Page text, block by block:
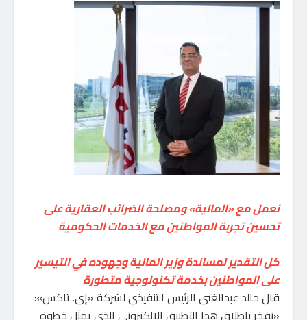
نعمل مع «المالية» ومصلحة الضرائب العقارية على
تحسين تجربة المواطنين مع الخدمات الحكومية
كل التقدير لمساندة وزير المالية وجهوده في التيسير
على المواطنين بخدمة تكنولوجية متطورة
قال خالد عبدالغنى الرئيس التنفيذي لشركة «إى. تاكس»:
«نفخر بإطلاق هذا التطبيق الإلكتروني الذي يمثل خطوة